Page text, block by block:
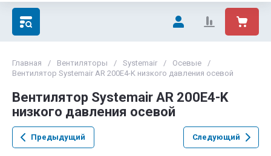
Главная / Вентиляторы / Systemair / Осевые
/
Вентилятор Systemair AR 200E4-K низкого давления осевой
Вентилятор Systemair AR 200E4-K
низкого давления осевой
Предыдущий Следующий